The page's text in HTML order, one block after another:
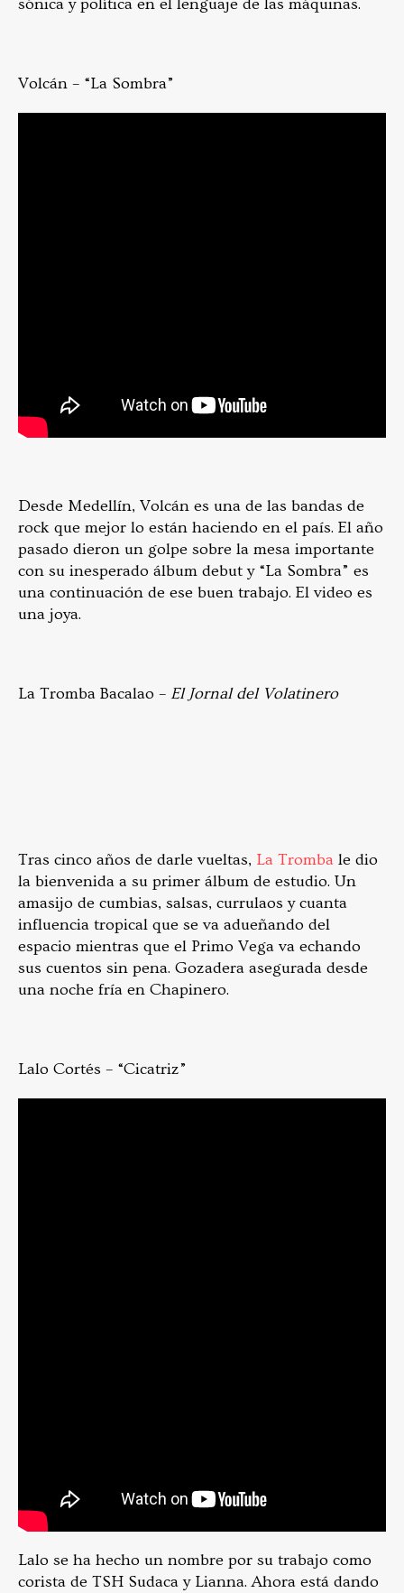
sónica y política en el lenguaje de las máquinas.
Volcán – “La Sombra”
Desde Medellín, Volcán es una de las bandas de
rock que mejor lo están haciendo en el país. El año
pasado dieron un golpe sobre la mesa importante
con su inesperado álbum debut y “La Sombra” es
una continuación de ese buen trabajo. El video es
una joya.
La Tromba Bacalao – El Jornal del Volatinero
Tras cinco años de darle vueltas, La Tromba le dio
la bienvenida a su primer álbum de estudio. Un
amasijo de cumbias, salsas, currulaos y cuanta
influencia tropical que se va adueñando del
espacio mientras que el Primo Vega va echando
sus cuentos sin pena. Gozadera asegurada desde
una noche fría en Chapinero.
Lalo Cortés – “Cicatriz”
Lalo se ha hecho un nombre por su trabajo como
corista de TSH Sudaca y Lianna. Ahora está dando